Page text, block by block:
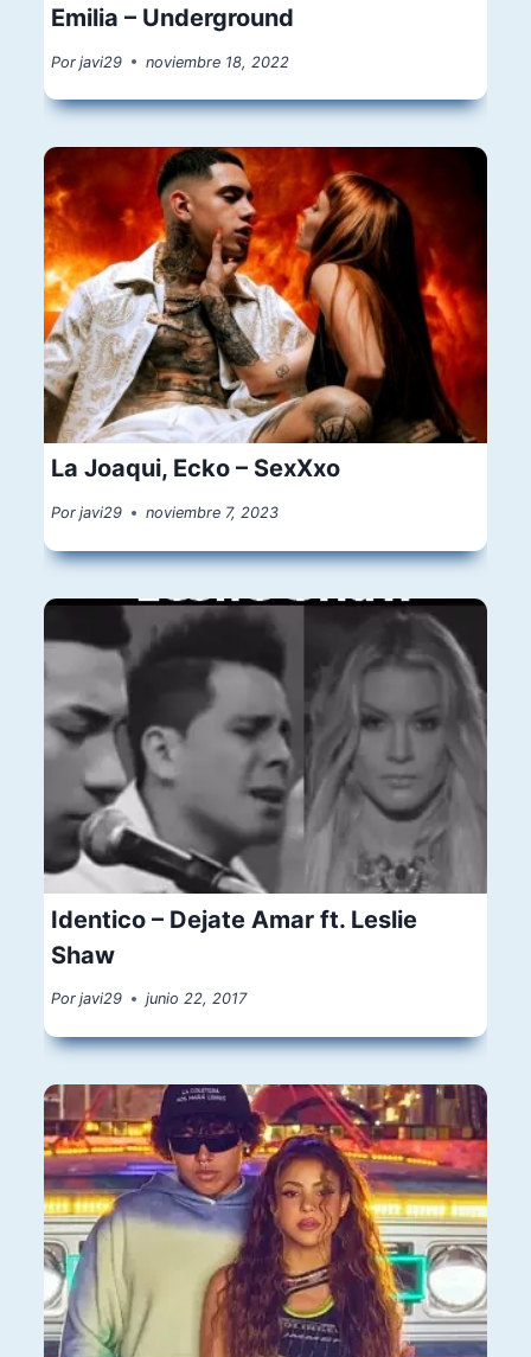
Emilia – Underground
Por javi29 noviembre 18, 2022
La Joaqui, Ecko – SexXxo
Por javi29 noviembre 7, 2023
Identico – Dejate Amar ft. Leslie
Shaw
Por javi29 junio 22, 2017